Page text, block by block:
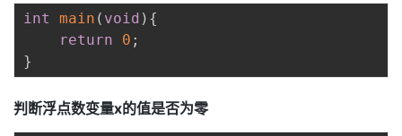
int main ( void ) {
return
0 ;
}
判断浮点数变量x的值是否为零